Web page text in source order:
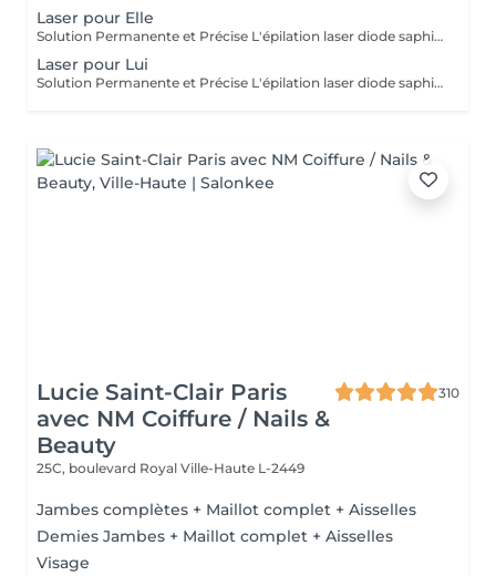
Laser pour Elle
Solution Permanente et Précise L'épilation laser diode saphir est une méthode efficace et durable pour éliminer les poils de manière permanente. Ce traitement utilise un faisceau de lumière ciblant la mélanine dans les follicules pileux, offrant des résultats durables et une réduction significative de la repousse. Le laser diode saphir est connu pour sa précision, sa rapidité et son confort, grâce à un système de refroidissement de la peau. Il est idéal pour des zones comme le visage, les jambes, les aisselles ou le bikini, pour une peau lisse, soyeuse et sans poils. Avant de prendre rendez-vous merci de consulter notre politique de rendez-vous sur la page d'accueil.
Laser pour Lui
Solution Permanente et Précise L'épilation laser diode saphir est une méthode efficace et durable pour éliminer les poils de manière permanente. Ce traitement utilise un faisceau de lumière ciblant la mélanine dans les follicules pileux, offrant des résultats durables et une réduction significative de la repousse. Le laser diode saphir est connu pour sa précision, sa rapidité et son confort, grâce à un système de refroidissement de la peau. Il est idéal pour des zones comme le visage, les jambes, les aisselles ou le bikini, pour une peau lisse, soyeuse et sans poils. Avant de prendre rendez-vous merci de consulter notre politique de rendez-vous sur la page d'accueil.
Lucie Saint-Clair Paris
avec NM Coiffure / Nails &
Beauty
310
25C, boulevard Royal Ville-Haute L-2449
Jambes complètes + Maillot complet + Aisselles
Demies Jambes + Maillot complet + Aisselles
Visage